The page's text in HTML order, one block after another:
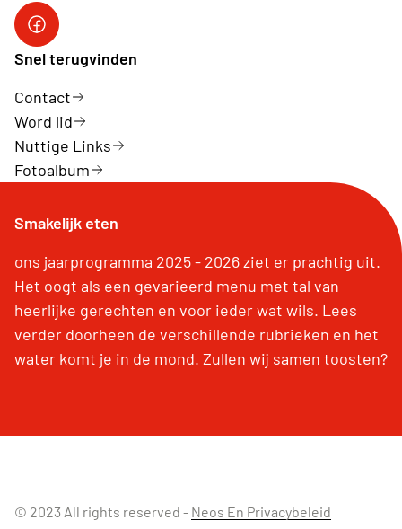
Neos Hasselt
Snel terugvinden
Contact
Word lid
Nuttige Links
Fotoalbum
Smakelijk eten
ons jaarprogramma 2025 - 2026 ziet er prachtig uit.
Het oogt als een gevarieerd menu met tal van
heerlijke gerechten en voor ieder wat wils. Lees
verder doorheen de verschillende rubrieken en het
water komt je in de mond. Zullen wij samen toosten?
© 2023 All rights reserved - Neos En Privacybeleid